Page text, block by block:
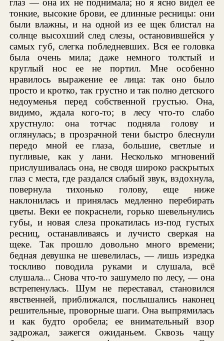
глаз — она их не поднимала; но я ясно видел ее
тонкие, высокие брови, ее длинные ресницы: они
были влажны, и на одной из ее щек блистал на
солнце высохший след слезы, остановившейся у
самых губ, слегка побледневших. Вся ее головка
была очень мила; даже немного толстый и
круглый нос ее не портил. Мне особенно
нравилось выражение ее лица: так оно было
просто и кротко, так грустно и так полно детского
недоуменья перед собственной грустью. Она,
видимо, ждала кого-то; в лесу что-то слабо
хрустнуло: она тотчас подняла голову и
оглянулась; в прозрачной тени быстро блеснули
передо мной ее глаза, большие, светлые и
пугливые, как у лани. Несколько мгновений
прислушивалась она, не сводя широко раскрытых
глаз с места, где раздался слабый звук, вздохнула,
повернула тихонько голову, еще ниже
наклонилась и принялась медленно перебирать
цветы. Веки ее покраснели, горько шевельнулись
губы, и новая слеза прокатилась из-под густых
ресниц, останавливаясь и лучисто сверкая на
щеке. Так прошло довольно много времени;
бедная девушка не шевелилась, — лишь изредка
тоскливо поводила руками и слушала, всё
слушала... Снова что-то зашумело по лесу, — она
встрепенулась. Шум не переставал, становился
явственней, приближался, послышались наконец
решительные, проворные шаги. Она выпрямилась
и как будто оробела; ее внимательный взор
задрожал, зажегся ожиданьем. Сквозь чащу